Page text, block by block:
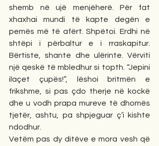
shemb në ujë menjëherë. Për fat
xhaxhai mundi të kapte degën e
pemës më të afërt. Shpëtoi. Erdhi në
shtëpi i përbaltur e i rraskapitur.
Bërtiste, shante dhe ulërinte. Vërviti
një qeskë të mbledhur si topth. “Jepini
ilaçet çupës!”, lëshoi britmën e
frikshme, si pas çdo therje në kockë
dhe u vodh prapa mureve të dhomës
tjetër, ashtu, pa shpjeguar ç’i kishte
ndodhur.
Vetëm pas dy ditëve e mora vesh që